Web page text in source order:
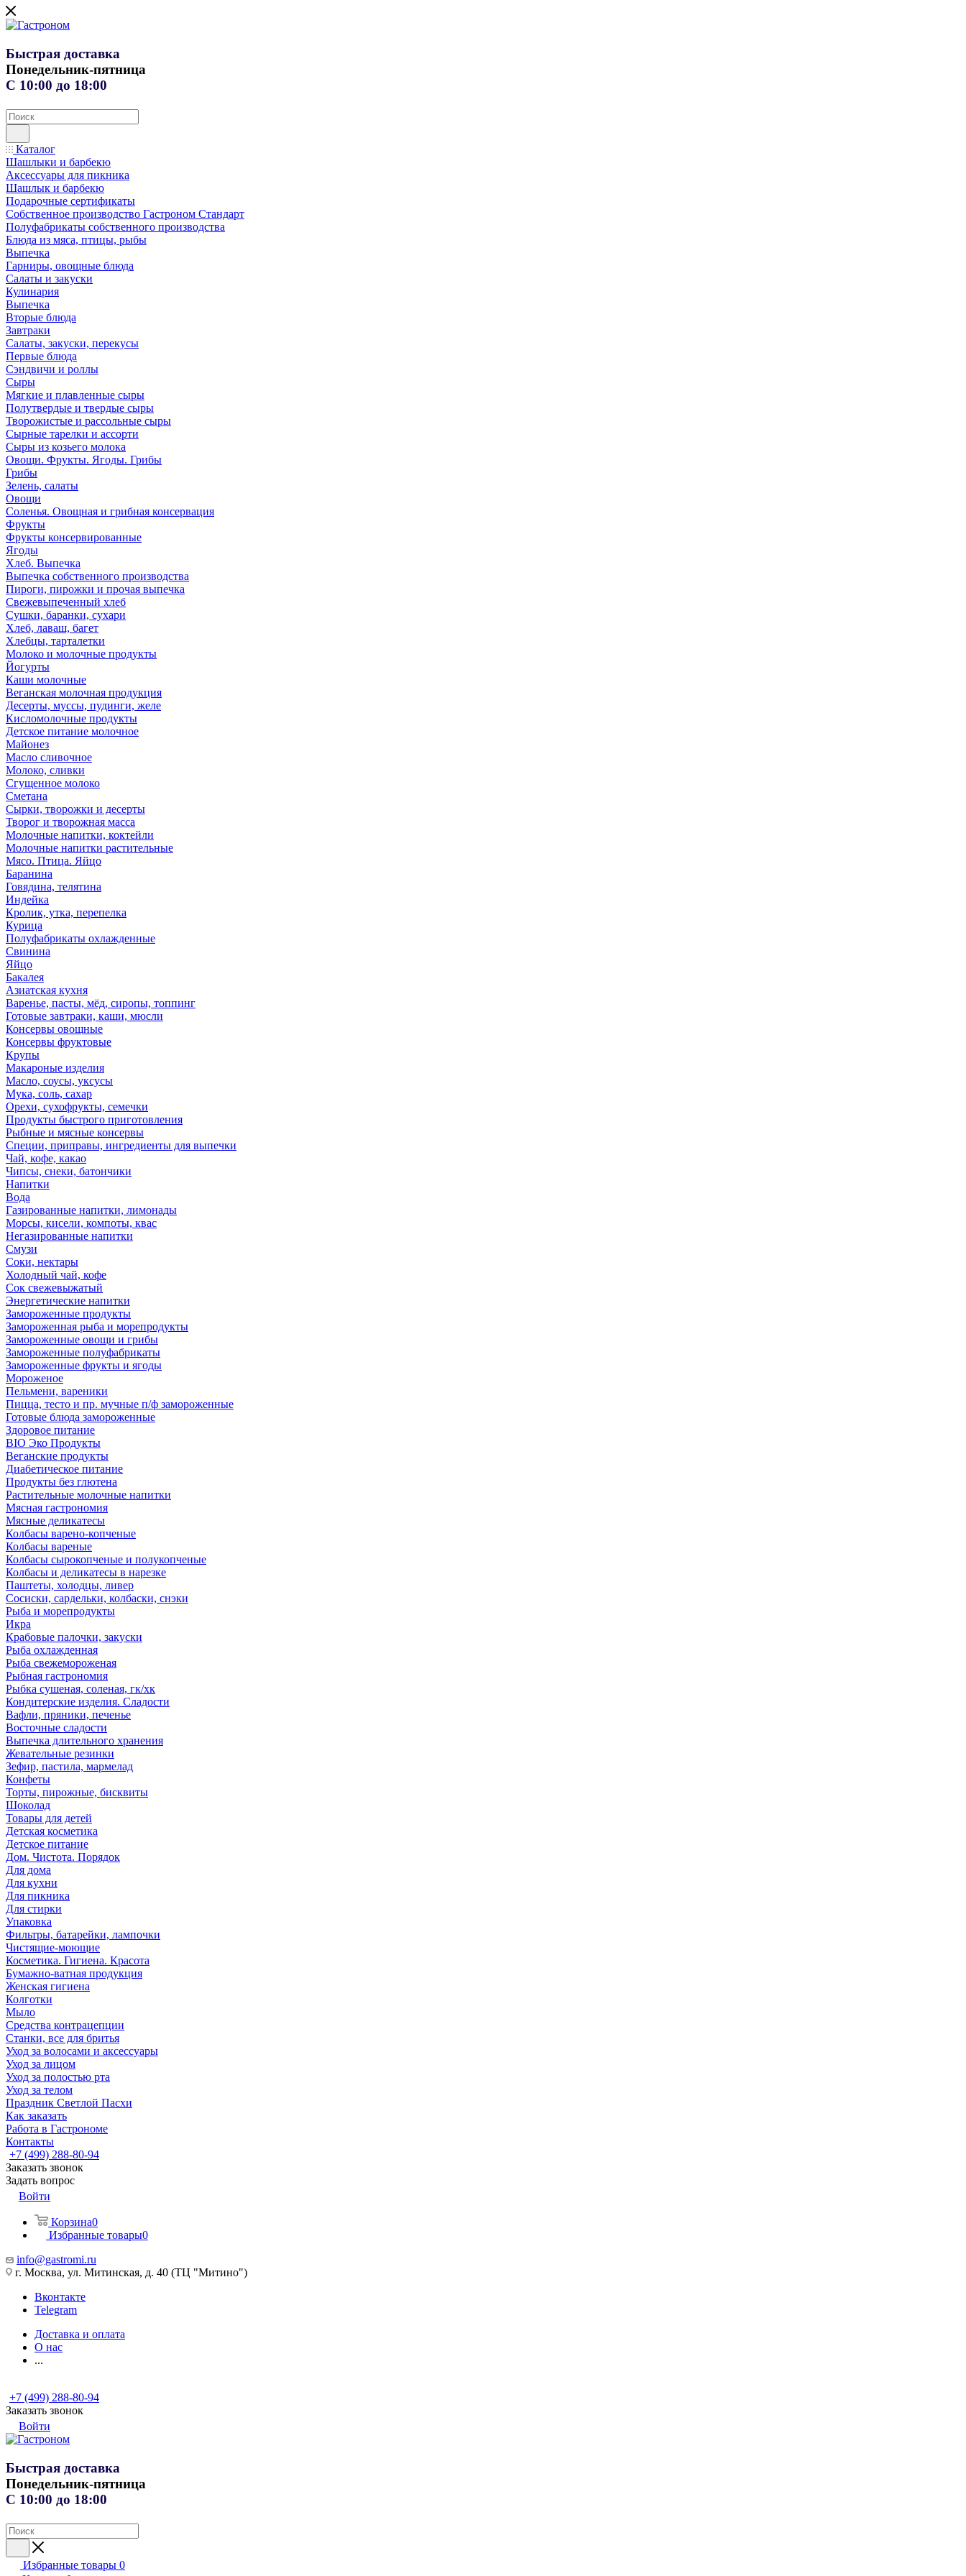
Быстрая доставка
Понедельник-пятница
С 10:00 до 18:00
Каталог
Шашлыки и барбекю
Аксессуары для пикника
Шашлык и барбекю
Подарочные сертификаты
Собственное производство Гастроном Стандарт
Полуфабрикаты собственного производства
Блюда из мяса, птицы, рыбы
Выпечка
Гарниры, овощные блюда
Салаты и закуски
Кулинария
Выпечка
Вторые блюда
Завтраки
Салаты, закуски, перекусы
Первые блюда
Сэндвичи и роллы
Сыры
Мягкие и плавленные сыры
Полутвердые и твердые сыры
Творожистые и рассольные сыры
Сырные тарелки и ассорти
Сыры из козьего молока
Овощи. Фрукты. Ягоды. Грибы
Грибы
Зелень, салаты
Овощи
Соленья. Овощная и грибная консервация
Фрукты
Фрукты консервированные
Ягоды
Хлеб. Выпечка
Выпечка собственного производства
Пироги, пирожки и прочая выпечка
Свежевыпеченный хлеб
Сушки, баранки, сухари
Хлеб, лаваш, багет
Хлебцы, тарталетки
Молоко и молочные продукты
Йогурты
Каши молочные
Веганская молочная продукция
Десерты, муссы, пудинги, желе
Кисломолочные продукты
Детское питание молочное
Майонез
Масло сливочное
Молоко, сливки
Сгущенное молоко
Сметана
Сырки, творожки и десерты
Творог и творожная масса
Молочные напитки, коктейли
Молочные напитки растительные
Мясо. Птица. Яйцо
Баранина
Говядина, телятина
Индейка
Кролик, утка, перепелка
Курица
Полуфабрикаты охлажденные
Свинина
Яйцо
Бакалея
Азиатская кухня
Варенье, пасты, мёд, сиропы, топпинг
Готовые завтраки, каши, мюсли
Консервы овощные
Консервы фруктовые
Крупы
Макароные изделия
Масло, соусы, уксусы
Мука, соль, сахар
Орехи, сухофрукты, семечки
Продукты быстрого приготовления
Рыбные и мясные консервы
Специи, приправы, ингредиенты для выпечки
Чай, кофе, какао
Чипсы, снеки, батончики
Напитки
Вода
Газированные напитки, лимонады
Морсы, кисели, компоты, квас
Негазированные напитки
Смузи
Соки, нектары
Холодный чай, кофе
Сок свежевыжатый
Энергетические напитки
Замороженные продукты
Замороженная рыба и морепродукты
Замороженные овощи и грибы
Замороженные полуфабрикаты
Замороженные фрукты и ягоды
Мороженое
Пельмени, вареники
Пицца, тесто и пр. мучные п/ф замороженные
Готовые блюда замороженные
Здоровое питание
BIO Эко Продукты
Веганские продукты
Диабетическое питание
Продукты без глютена
Растительные молочные напитки
Мясная гастрономия
Мясные деликатесы
Колбасы варено-копченые
Колбасы вареные
Колбасы сырокопченые и полукопченые
Колбасы и деликатесы в нарезке
Паштеты, холодцы, ливер
Сосиски, сардельки, колбаски, снэки
Рыба и морепродукты
Икра
Крабовые палочки, закуски
Рыба охлажденная
Рыба свежемороженая
Рыбная гастрономия
Рыбка сушеная, соленая, гк/хк
Кондитерские изделия. Сладости
Вафли, пряники, печенье
Восточные сладости
Выпечка длительного хранения
Жевательные резинки
Зефир, пастила, мармелад
Конфеты
Торты, пирожные, бисквиты
Шоколад
Товары для детей
Детская косметика
Детское питание
Дом. Чистота. Порядок
Для дома
Для кухни
Для пикника
Для стирки
Упаковка
Фильтры, батарейки, лампочки
Чистящие-моющие
Косметика. Гигиена. Красота
Бумажно-ватная продукция
Женская гигиена
Колготки
Мыло
Средства контрацепции
Станки, все для бритья
Уход за волосами и аксессуары
Уход за лицом
Уход за полостью рта
Уход за телом
Праздник Светлой Пасхи
Как заказать
Работа в Гастрономе
Контакты
+7 (499) 288-80-94
Заказать звонок
Задать вопрос
Войти
Корзина0
Избранные товары0
info@gastromi.ru
г. Москва, ул. Митинская, д. 40 (ТЦ "Митино")
Вконтакте
Telegram
Доставка и оплата
О нас
...
+7 (499) 288-80-94
Заказать звонок
Войти
Быстрая доставка
Понедельник-пятница
С 10:00 до 18:00
Избранные товары 0